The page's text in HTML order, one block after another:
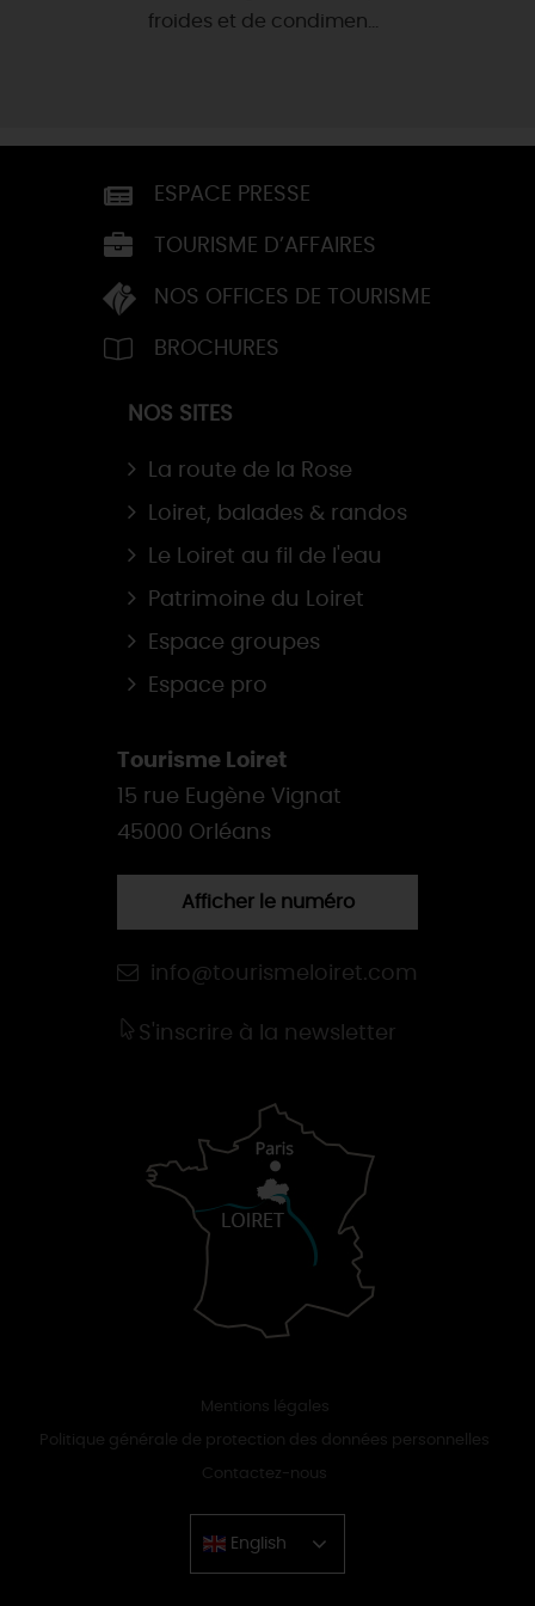
froides et de condimen...
ESPACE PRESSE
TOURISME D’AFFAIRES
NOS OFFICES DE TOURISME
BROCHURES
NOS SITES
La route de la Rose
Loiret, balades & randos
Le Loiret au fil de l'eau
Patrimoine du Loiret
Espace groupes
Espace pro
Tourisme Loiret
15 rue Eugène Vignat
45000 Orléans
Afficher le numéro
info@tourismeloiret.com
S'inscrire à la newsletter
Mentions légales
Politique générale de protection des données personnelles
Contactez-nous
English
Chinese